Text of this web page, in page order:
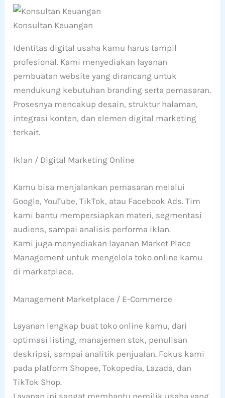
Konsultan Keuangan
Identitas digital usaha kamu harus tampil
profesional. Kami menyediakan layanan
pembuatan website yang dirancang untuk
mendukung kebutuhan branding serta pemasaran.
Prosesnya mencakup desain, struktur halaman,
integrasi konten, dan elemen digital marketing
terkait.
Iklan / Digital Marketing Online
Kamu bisa menjalankan pemasaran melalui
Google, YouTube, TikTok, atau Facebook Ads. Tim
kami bantu mempersiapkan materi, segmentasi
audiens, sampai analisis performa iklan.
Kami juga menyediakan layanan Market Place
Management untuk mengelola toko online kamu
di marketplace.
Management Marketplace / E-Commerce
Layanan lengkap buat toko online kamu, dari
optimasi listing, manajemen stok, penulisan
deskripsi, sampai analitik penjualan. Fokus kami
pada platform Shopee, Tokopedia, Lazada, dan
TikTok Shop.